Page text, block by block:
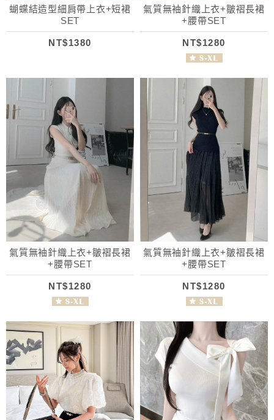
蝴蝶結造型細肩帶上衣+短裙
SET
NT$1380
氣質無袖針織上衣+皺褶長裙
+腰帶SET
NT$1280
氣質無袖針織上衣+皺褶長裙
+腰帶SET
NT$1280
氣質無袖針織上衣+皺褶長裙
+腰帶SET
NT$1280